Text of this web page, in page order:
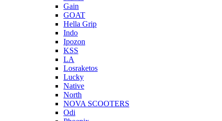
Gain
GOAT
Hella Grip
Indo
Ipozon
KSS
LA
Losraketos
Lucky
Native
North
NOVA SCOOTERS
Odi